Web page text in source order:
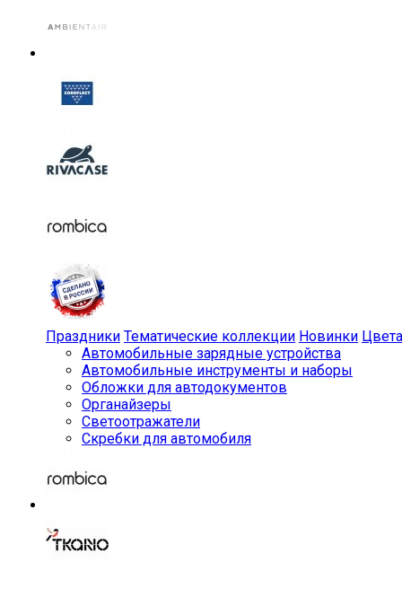
Праздники Тематические коллекции Новинки Цвета
Автомобильные зарядные устройства
Автомобильные инструменты и наборы
Обложки для автодокументов
Органайзеры
Светоотражатели
Скребки для автомобиля